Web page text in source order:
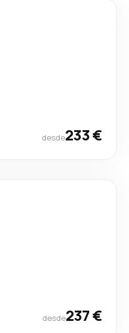
desde233 €
desde237 €